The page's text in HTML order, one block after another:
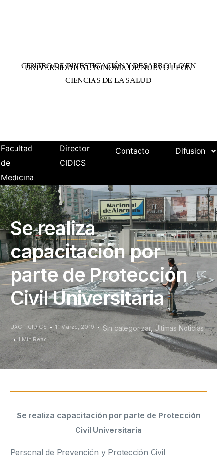
UNIVERSIDAD AUTÓNOMA DE NUEVO LEÓN
CENTRO DE INVESTIGACIÓN Y DESARROLLO EN
CIENCIAS DE LA SALUD
Facultad
de
Medicina
Director
CIDICS
Contacto Difusion
Se realiza
capacitación por
parte de Protección
Civil Universitaria
UAC - CIDICS 11 Marzo, 2019 Sin categorizar, Últimas Noticias
1 Min Read
Se realiza capacitación por parte de Protección
Civil Universitaria
Personal de Prevención y Protección Civil